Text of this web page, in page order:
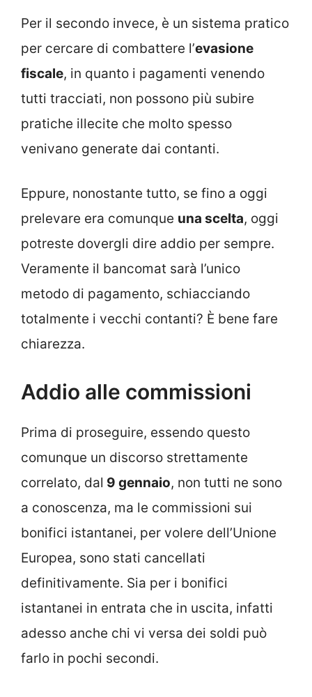
Per il secondo invece, è un sistema pratico
per cercare di combattere l’evasione
fiscale, in quanto i pagamenti venendo
tutti tracciati, non possono più subire
pratiche illecite che molto spesso
venivano generate dai contanti.
Eppure, nonostante tutto, se fino a oggi
prelevare era comunque una scelta, oggi
potreste dovergli dire addio per sempre.
Veramente il bancomat sarà l’unico
metodo di pagamento, schiacciando
totalmente i vecchi contanti? È bene fare
chiarezza.
Addio alle commissioni
Prima di proseguire, essendo questo
comunque un discorso strettamente
correlato, dal 9 gennaio, non tutti ne sono
a conoscenza, ma le commissioni sui
bonifici istantanei, per volere dell’Unione
Europea, sono stati cancellati
definitivamente. Sia per i bonifici
istantanei in entrata che in uscita, infatti
adesso anche chi vi versa dei soldi può
farlo in pochi secondi.